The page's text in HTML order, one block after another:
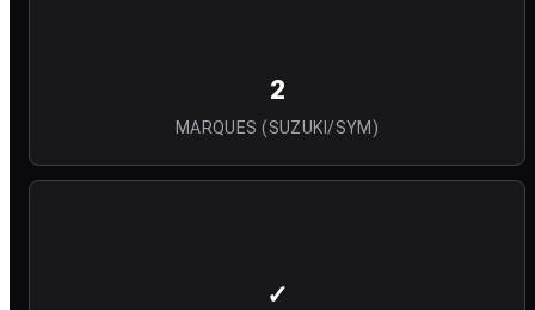
2
MARQUES (SUZUKI/SYM)
✓